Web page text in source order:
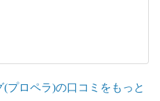
プロペラ)の口コミをもっと